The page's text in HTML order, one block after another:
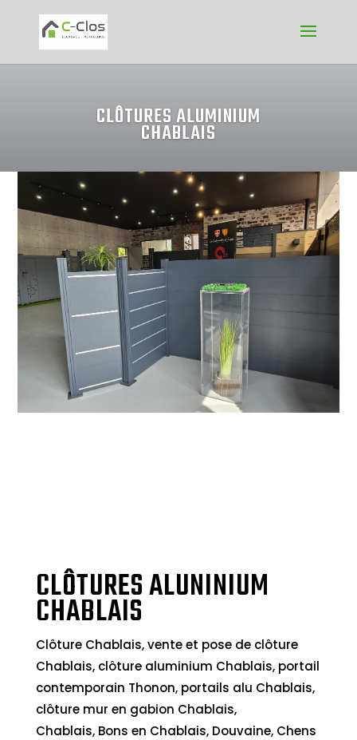
CLÔTURES ALUMINIUM
CHABLAIS
CLÔTURES ALUNINIUM
CHABLAIS
Clôture Chablais, vente et pose de clôture
Chablais, clôture aluminium Chablais, portail
contemporain Thonon, portails alu Chablais,
clôture mur en gabion Chablais,
Chablais, Bons en Chablais, Douvaine, Chens